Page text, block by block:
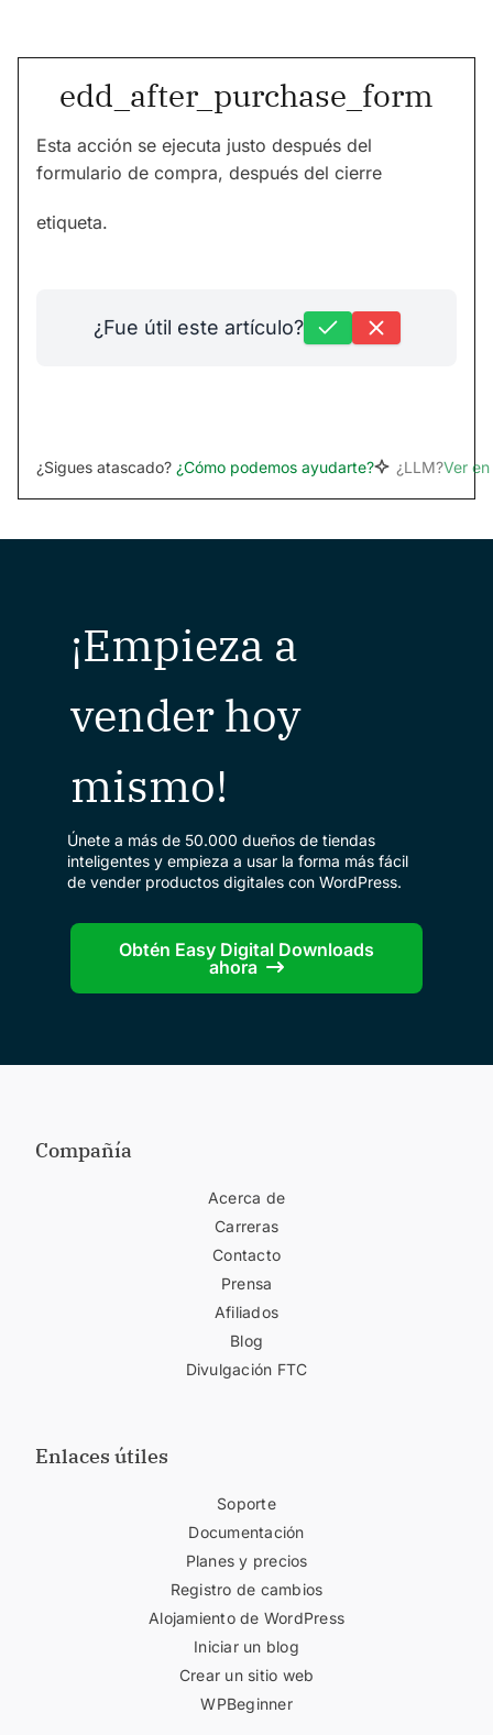
edd_after_purchase_form
Esta acción se ejecuta justo después del
formulario de compra, después del cierre
etiqueta.
¿Fue útil este artículo?
¿Sigues atascado? ¿Cómo podemos ayudarte? ¿LLM?Ver
¡Empieza a
vender hoy
mismo!
Únete a más de 50.000 dueños de tiendas
inteligentes y empieza a usar la forma más fácil
de vender productos digitales con WordPress.
Obtén Easy Digital Downloads
ahora
Compañía
Acerca de
Carreras
Contacto
Prensa
Afiliados
Blog
Divulgación FTC
Enlaces útiles
Soporte
Documentación
Planes y precios
Registro de cambios
Alojamiento de WordPress
Iniciar un blog
Crear un sitio web
WPBeginner